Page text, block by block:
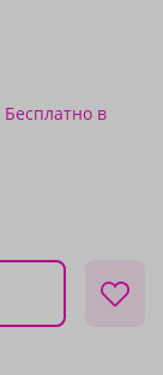
Бесплатно в